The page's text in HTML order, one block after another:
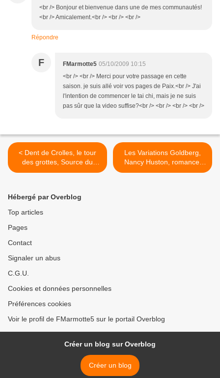
<br /> Bonjour et bienvenue dans une de mes communautés!
<br /> Amicalement.<br /> <br /> <br />
Répondre
F FMarmotte5 05/10/2009 10:15
<br /> <br /> Merci pour votre passage en cette
saison. je suis allé voir vos pages de Paix.<br /> J'ai
l'intention de commencer le tai chi, mais je ne suis
pas sûr que la video suffise?<br /> <br /> <br /> <br />
< Dent de Crolles, le tour
des grottes, Source du
Guiers, L’Arche de l’Aiguille,
Les Variations Goldberg,
Nancy Huston, romance,
1981. >
Hébergé par Overblog
Top articles
Pages
Contact
Signaler un abus
C.G.U.
Cookies et données personnelles
Préférences cookies
Voir le profil de FMarmotte5 sur le portail Overblog
Créer un blog sur Overblog
Créer un blog